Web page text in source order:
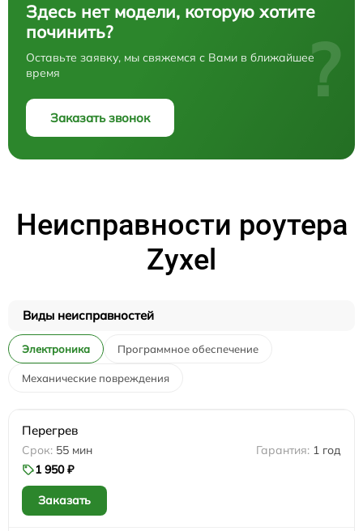
Здесь нет модели, которую хотите
починить?
Оставьте заявку, мы свяжемся с Вами в ближайшее
время
Заказать звонок
?
Неисправности роутера
Zyxel
Виды неисправностей
Электроника Программное обеспечение
Механические повреждения
Перегрев
55 мин
1 год
1 950 ₽
Заказать